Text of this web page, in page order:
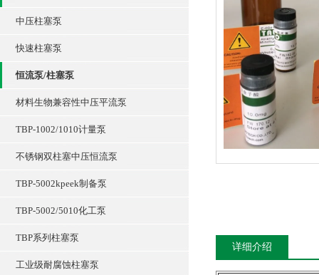
中压柱塞泵
快速柱塞泵
恒流泵/柱塞泵
材料生物兼容性中压平流泵
TBP-1002/1010计量泵
不锈钢双柱塞中压恒流泵
TBP-5002kpeek制备泵
TBP-5002/5010化工泵
TBP系列柱塞泵
工业级耐腐蚀柱塞泵
详细介绍